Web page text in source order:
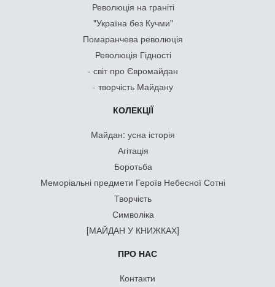
Революція на граніті
"Україна без Кучми"
Помаранчева революція
Революція Гідності
- світ про Євромайдан
- творчість Майдану
КОЛЕКЦІЇ
Майдан: усна історія
Агітація
Боротьба
Меморіальні предмети Героїв Небесної Сотні
Творчість
Символіка
[МАЙДАН У КНИЖКАХ]
ПРО НАС
Контакти